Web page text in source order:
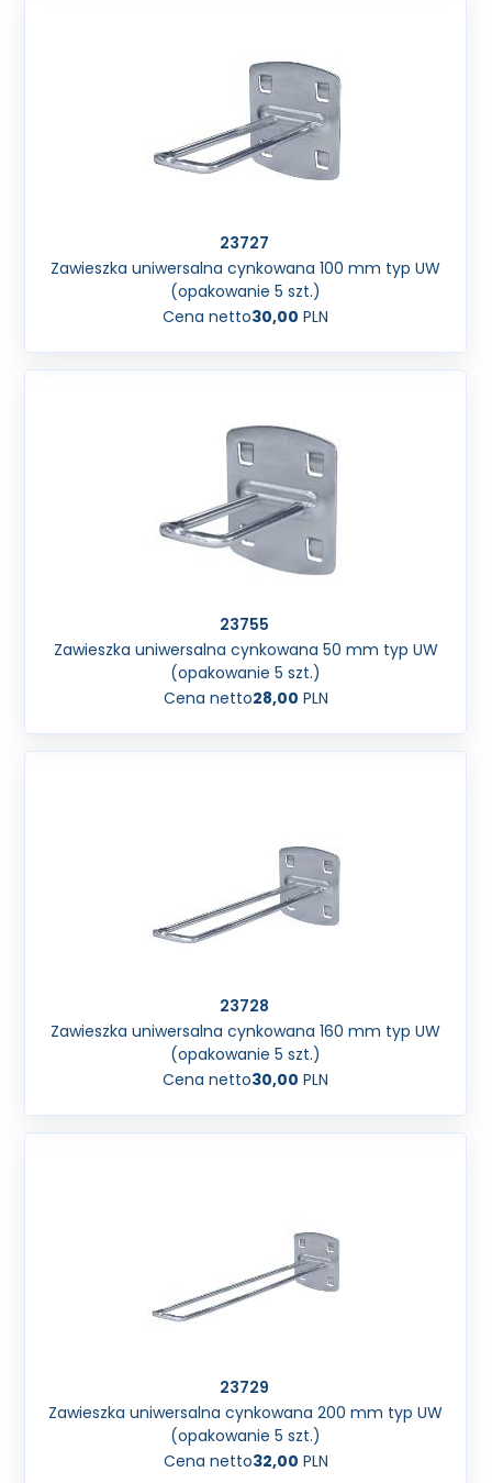
23727
Zawieszka uniwersalna cynkowana 100 mm typ UW
(opakowanie 5 szt.)
Cena netto30,00 PLN
23755
Zawieszka uniwersalna cynkowana 50 mm typ UW
(opakowanie 5 szt.)
Cena netto28,00 PLN
23728
Zawieszka uniwersalna cynkowana 160 mm typ UW
(opakowanie 5 szt.)
Cena netto30,00 PLN
23729
Zawieszka uniwersalna cynkowana 200 mm typ UW
(opakowanie 5 szt.)
Cena netto32,00 PLN